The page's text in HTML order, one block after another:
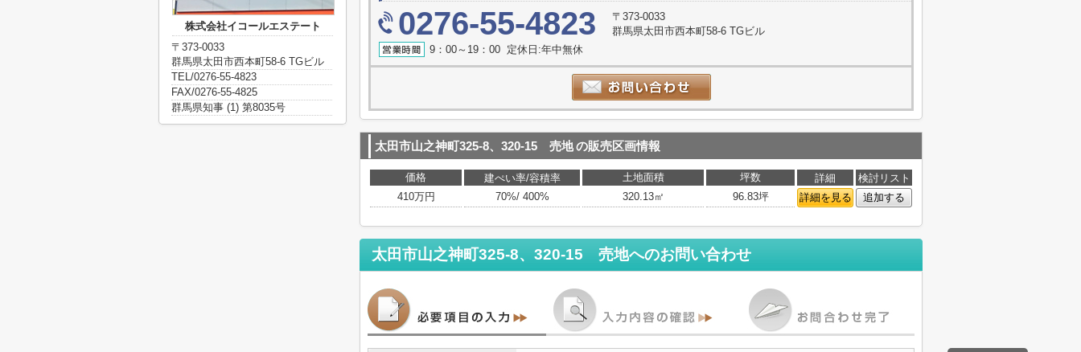
0276-55-4823
〒373-0033
群馬県太田市西本町58-6 TGビル
9：00～19：00 定休日:年中無休
太田市山之神町325-8、320-15 売地の販売区画情報
価格 建ぺい率/容積率 土地面積 坪数 詳細
検討リスト
410万円
70%/ 400% 320.13㎡ 96.83坪 詳細を見る 追加する
太田市山之神町325-8、320-15 売地へのお問い合わせ
株式会社イコールエステート
〒373-0033
群馬県太田市西本町58-6 TGビル
TEL/0276-55-4823
FAX/0276-55-4825
群馬県知事 (1) 第8035号